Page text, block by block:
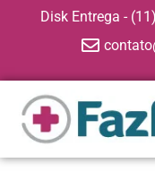
Disk Entrega -